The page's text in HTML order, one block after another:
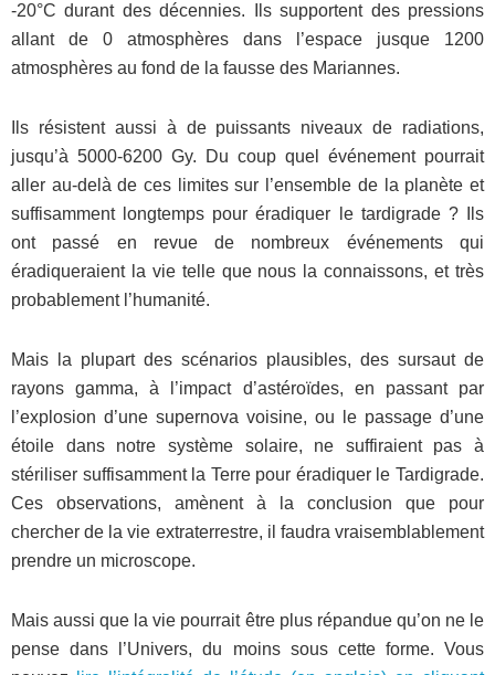
-20°C durant des décennies. Ils supportent des pressions
allant de 0 atmosphères dans l’espace jusque 1200
atmosphères au fond de la fausse des Mariannes.
Ils résistent aussi à de puissants niveaux de radiations,
jusqu’à 5000-6200 Gy. Du coup quel événement pourrait
aller au-delà de ces limites sur l’ensemble de la planète et
suffisamment longtemps pour éradiquer le tardigrade ? Ils
ont passé en revue de nombreux événements qui
éradiqueraient la vie telle que nous la connaissons, et très
probablement l’humanité.
Mais la plupart des scénarios plausibles, des sursaut de
rayons gamma, à l’impact d’astéroïdes, en passant par
l’explosion d’une supernova voisine, ou le passage d’une
étoile dans notre système solaire, ne suffiraient pas à
stériliser suffisamment la Terre pour éradiquer le Tardigrade.
Ces observations, amènent à la conclusion que pour
chercher de la vie extraterrestre, il faudra vraisemblablement
prendre un microscope.
Mais aussi que la vie pourrait être plus répandue qu’on ne le
pense dans l’Univers, du moins sous cette forme. Vous